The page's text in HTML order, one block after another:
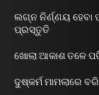
ଲଗ୍ନ ନିର୍ଣ୍ଣୟ
ପ୍ରସ୍ତୁତି
ଖୋଲା ଆକାଶ ତଳେ
ଦୁଷ୍କର୍ମ ମାମଲାରେ